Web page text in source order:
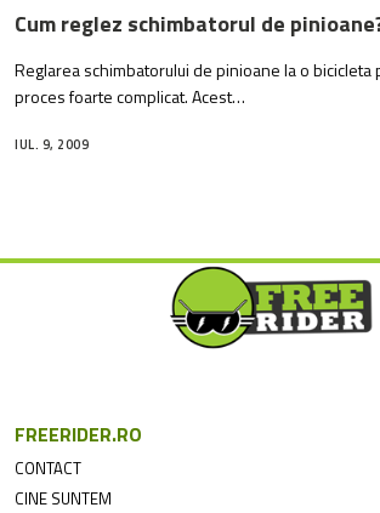
Cum reglez schimbatorul de
Reglarea schimbatorului de pinioane la o bicicleta
proces foarte complicat. Acest…
IUL. 9, 2009
FREERIDER.RO
CONTACT
CINE SUNTEM